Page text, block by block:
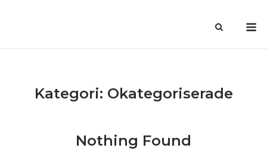
Kategori: Okategoriserade
Nothing Found